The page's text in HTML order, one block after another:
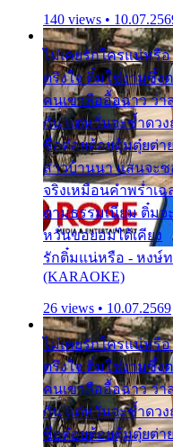
140 views •
ไม่เคยรักใครแน่หรื
ตรึงใจ ติ๋มใช่งามซึ้ง
คนเขาลืออื้อฉาว ว่
กัน แต่หวั่นจะช้ำดว
ชื่อต๋อยต้อยตุ้มตุ๋ยต่า
สาวบ้านนา แสนจะ
จริงเหมือนคำพร่ำเ
ตามธรรมเนียม ติ๋มจ
หวั่นขอยอมได้เคียง
รักติ๋มแน่หรือ - หงษ์
(KARAOKE)
26 views • 10.07.2569
ไม่เคยรักใครแน่หรื
ตรึงใจ ติ๋มใช่งามซึ้ง
คนเขาลืออื้อฉาว ว่
กัน แต่หวั่นจะช้ำดว
ชื่อต๋อยต้อยตุ้มตุ๋ยต่า